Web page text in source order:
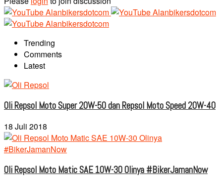
Trending
Comments
Latest
Oli Repsol Moto Super 20W-50 dan Repsol Moto Speed 20W-40
18 Juli 2018
Oli Repsol Moto Matic SAE 10W-30 Olinya #BikerJamanNow